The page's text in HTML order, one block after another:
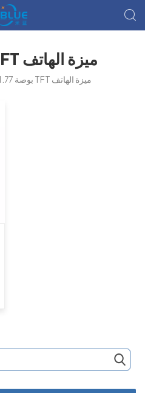
1.77 بوصة TFT ميزة الهاتف
1.77 بوصة TFT ميزة الهاتف